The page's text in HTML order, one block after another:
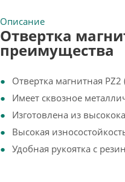
Описание
Отвертка
преимущества
Отвертка магнитная PZ2
Имеет сквозное
Изготовлена из
Высокая
Удобная рукоятка с